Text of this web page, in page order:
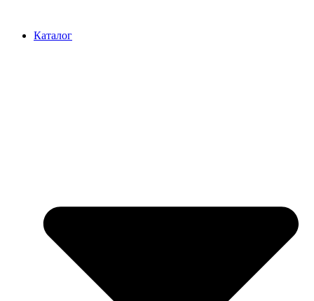
содержимому
Каталог